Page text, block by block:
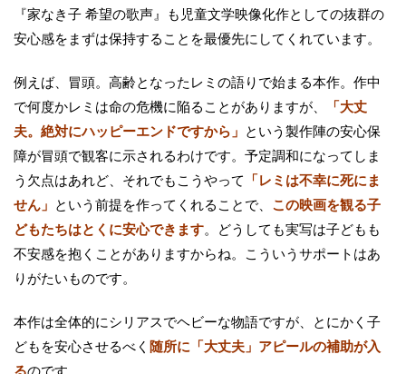
『家なき子 希望の歌声』も児童文学映像化作としての抜群の
安心感をまずは保持することを最優先にしてくれています。
例えば、冒頭。高齢となったレミの語りで始まる本作。作中
で何度かレミは命の危機に陥ることがありますが、
「大丈
夫。絶対にハッピーエンドですから」 という製作陣の安心保
障が冒頭で観客に示されるわけです。予定調和になってしま
う欠点はあれど、それでもこうやって
「レミは不幸に死にま
せん」 という前提を作ってくれることで、 この映画を観る子
どもたちはとくに安心できます。どうしても実写は子どもも
不安感を抱くことがありますからね。こういうサポートはあ
りがたいものです。
本作は全体的にシリアスでヘビーな物語ですが、とにかく子
どもを安心させるべく 随所に「大丈夫」アピールの補助が入
るのです。